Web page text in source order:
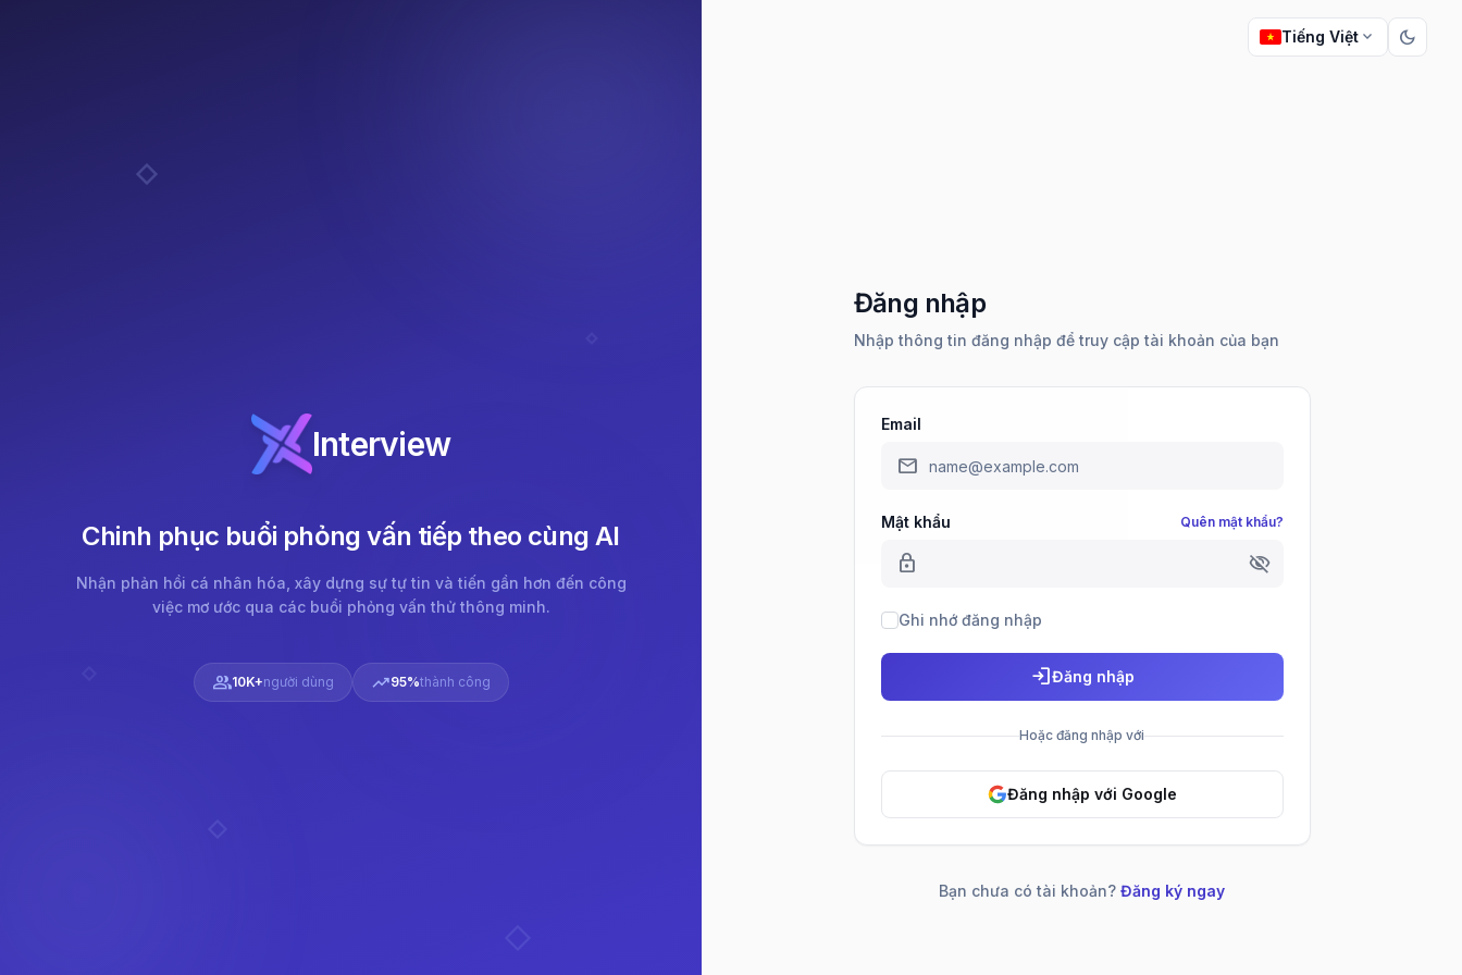
Interview
Chinh phục buổi phỏng vấn tiếp theo cùng AI
Nhận phản hồi cá nhân hóa, xây dựng sự tự tin và tiến gần hơn đến công
việc mơ ước qua các buổi phỏng vấn thử thông minh.
group10K+người dùng trending_up95%thành công
Tiếng Việt expand_more dark_mode
Đăng nhập
Nhập thông tin đăng nhập để truy cập tài khoản của bạn
Email
mail
Mật khẩu Quên mật khẩu?
lock visibility_off
Ghi nhớ đăng nhập
loginĐăng nhập
Hoặc đăng nhập với
Đăng nhập với Google
Bạn chưa có tài khoản?Đăng ký ngay